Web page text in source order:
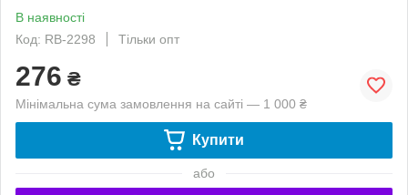
В наявності
Код: RB-2298
Тільки опт
276 ₴
Мінімальна сума замовлення на сайті — 1 000 ₴
Купити
або